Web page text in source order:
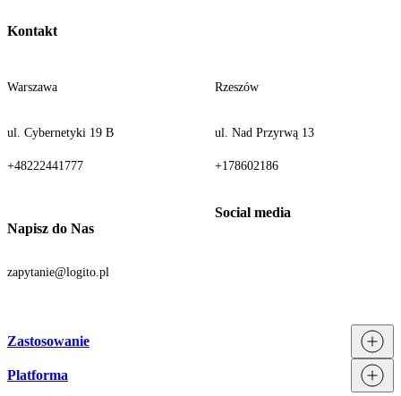
Kontakt
Warszawa
ul. Cybernetyki 19 B
+48222441777
Rzeszów
ul. Nad Przyrwą 13
+178602186
Napisz do Nas
zapytanie@logito.pl
Zastosowanie
Procesy
Platforma